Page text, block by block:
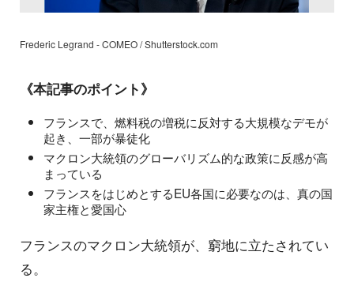
Frederic Legrand - COMEO / Shutterstock.com
《本記事のポイント》
フランスで、燃料税の増税に反対する大規模なデモが
起き、一部が暴徒化
マクロン大統領のグローバリズム的な政策に反感が高
まっている
フランスをはじめとするEU各国に必要なのは、真の国
家主権と愛国心
フランスのマクロン大統領が、窮地に立たされてい
る。